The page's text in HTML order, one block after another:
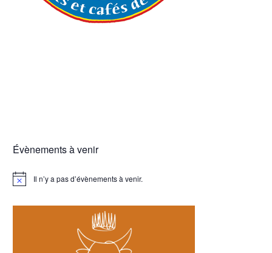
Évènements à venir
Notice Il n’y a pas d’évènements à venir.